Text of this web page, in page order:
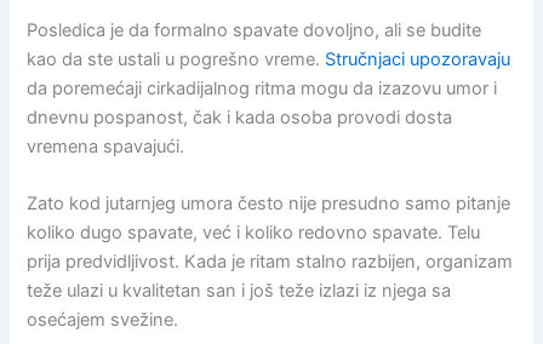
Posledica je da formalno spavate dovoljno, ali se budite
kao da ste ustali u pogrešno vreme. Stručnjaci upozoravaju
da poremećaji cirkadijalnog ritma mogu da izazovu umor i
dnevnu pospanost, čak i kada osoba provodi dosta
vremena spavajući.
Zato kod jutarnjeg umora često nije presudno samo pitanje
koliko dugo spavate, već i koliko redovno spavate. Telu
prija predvidljivost. Kada je ritam stalno razbijen, organizam
teže ulazi u kvalitetan san i još teže izlazi iz njega sa
osećajem svežine.